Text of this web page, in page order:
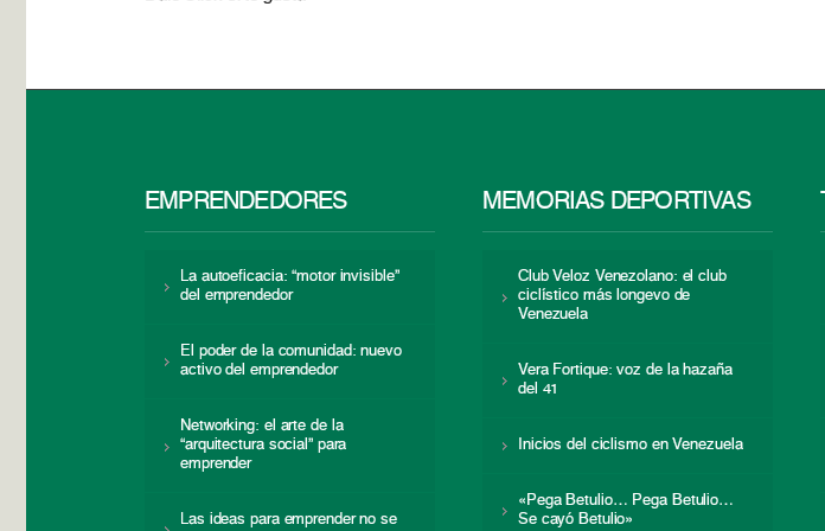
EMPRENDEDORES
La autoeficacia: “motor invisible”
del emprendedor
El poder de la comunidad: nuevo
activo del emprendedor
Networking: el arte de la
“arquitectura social” para
emprender
Las ideas para emprender no se
MEMORIAS DEPORTIVAS
Club Veloz Venezolano: el club
ciclístico más longevo de
Venezuela
Vera Fortique: voz de la hazaña
del 41
Inicios del ciclismo en Venezuela
«Pega Betulio… Pega Betulio…
Se cayó Betulio»